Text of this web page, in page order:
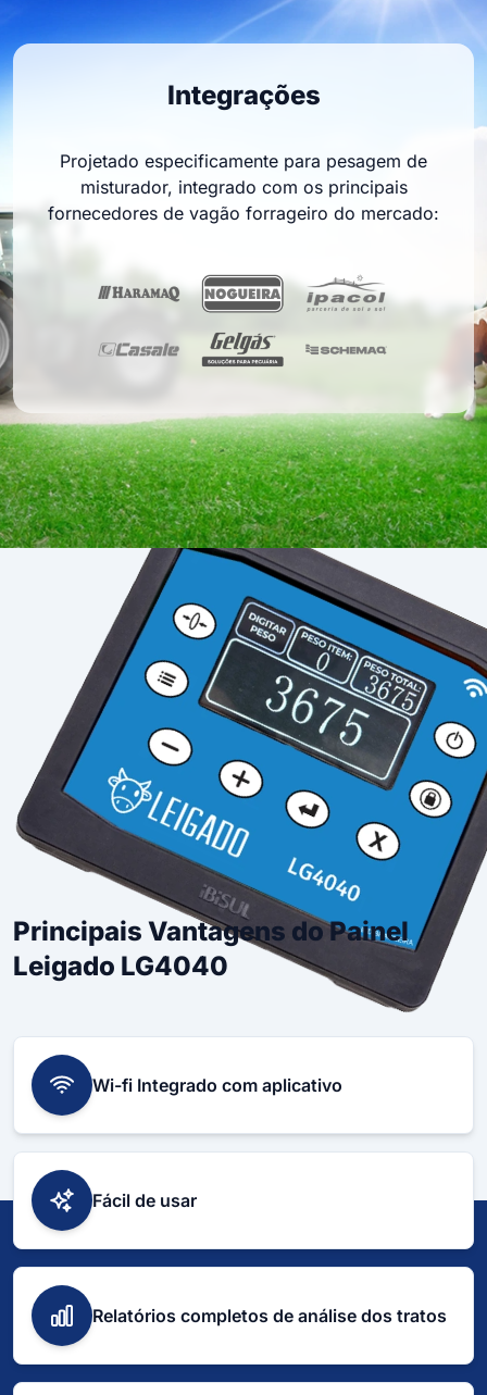
Integrações
Projetado especificamente para pesagem de
misturador, integrado com os principais
fornecedores de vagão forrageiro do mercado:
Principais Vantagens do Painel
Leigado LG4040
Wi-fi Integrado com aplicativo
Fácil de usar
Relatórios completos de análise dos tratos